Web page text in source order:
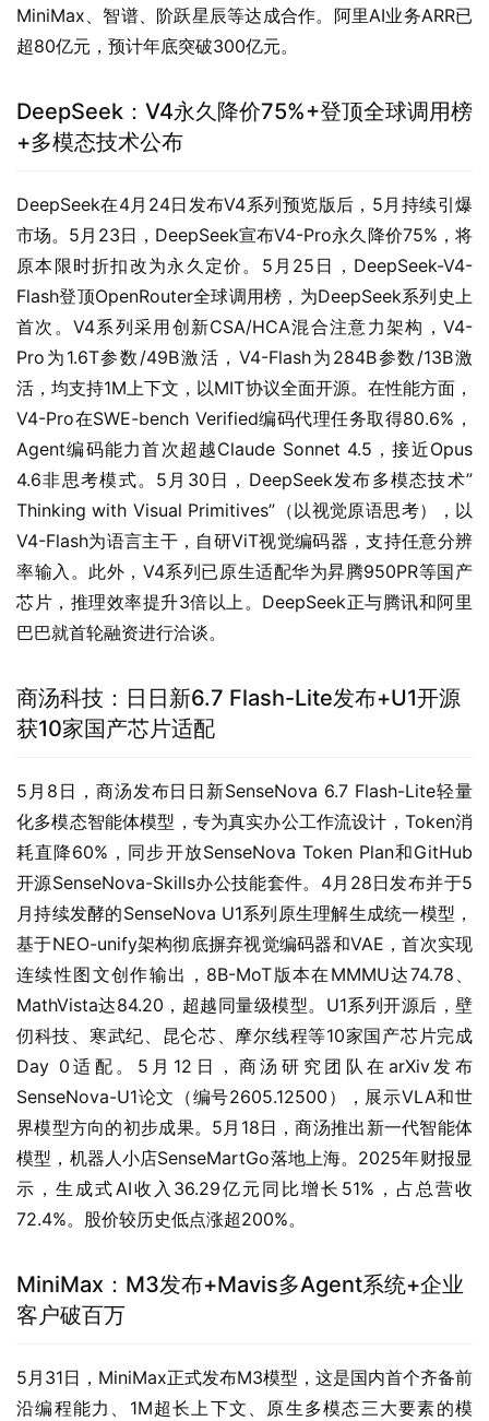
MiniMax、智谱、阶跃星辰等达成合作。阿里AI业务ARR已
超80亿元，预计年底突破300亿元。
DeepSeek：V4永久降价75%+登顶全球调用榜
+多模态技术公布
DeepSeek在4月24日发布V4系列预览版后，5月持续引爆
市场。5月23日，DeepSeek宣布V4-Pro永久降价75%，将
原本限时折扣改为永久定价。5月25日，DeepSeek-V4-
Flash登顶OpenRouter全球调用榜，为DeepSeek系列史上
首次。V4系列采用创新CSA/HCA混合注意力架构，V4-
Pro为1.6T参数/49B激活，V4-Flash为284B参数/13B激
活，均支持1M上下文，以MIT协议全面开源。在性能方面，
V4-Pro在SWE-bench Verified编码代理任务取得80.6%，
Agent编码能力首次超越Claude Sonnet 4.5，接近Opus
4.6非思考模式。5月30日，DeepSeek发布多模态技术”
Thinking with Visual Primitives”（以视觉原语思考），以
V4-Flash为语言主干，自研ViT视觉编码器，支持任意分辨
率输入。此外，V4系列已原生适配华为昇腾950PR等国产
芯片，推理效率提升3倍以上。DeepSeek正与腾讯和阿里
巴巴就首轮融资进行洽谈。
商汤科技：日日新6.7 Flash-Lite发布+U1开源
获10家国产芯片适配
5月8日，商汤发布日日新SenseNova 6.7 Flash-Lite轻量
化多模态智能体模型，专为真实办公工作流设计，Token消
耗直降60%，同步开放SenseNova Token Plan和GitHub
开源SenseNova-Skills办公技能套件。4月28日发布并于5
月持续发酵的SenseNova U1系列原生理解生成统一模型，
基于NEO-unify架构彻底摒弃视觉编码器和VAE，首次实现
连续性图文创作输出，8B-MoT版本在MMMU达74.78、
MathVista达84.20，超越同量级模型。U1系列开源后，壁
仞科技、寒武纪、昆仑芯、摩尔线程等10家国产芯片完成
Day 0适配。5月12日，商汤研究团队在arXiv发布
SenseNova-U1论文（编号2605.12500），展示VLA和世
界模型方向的初步成果。5月18日，商汤推出新一代智能体
模型，机器人小店SenseMartGo落地上海。2025年财报显
示，生成式AI收入36.29亿元同比增长51%，占总营收
72.4%。股价较历史低点涨超200%。
MiniMax：M3发布+Mavis多Agent系统+企业
客户破百万
5月31日，MiniMax正式发布M3模型，这是国内首个齐备前
沿编程能力、1M超长上下文、原生多模态三大要素的模